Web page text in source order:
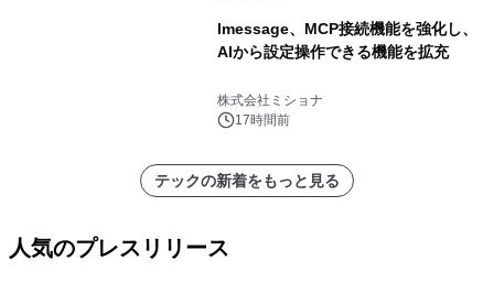
lmessage、MCP接続機能を強化し、
AIから設定操作できる機能を拡充
株式会社ミショナ
17時間前
テックの新着をもっと見る
人気のプレスリリース